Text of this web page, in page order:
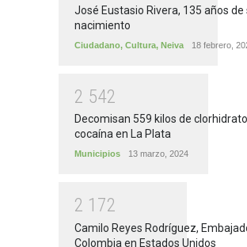
José Eustasio Rivera, 135 años de
nacimiento
Ciudadano, Cultura, Neiva 18 febrero,
2 542
Decomisan 559 kilos de
cocaína en La Plata
Municipios 13 marzo, 2024
2 1 72
Camilo Reyes Rodríguez,
Colombia en Estados Unidos